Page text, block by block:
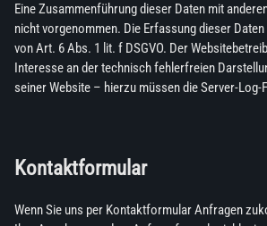
Eine Zusammenführung dieser Daten mit
nicht vorgenommen. Die Erfassung dieser
von Art. 6 Abs. 1 lit. f DSGVO. Der
Interesse an der technisch fehlerfreien
seiner Website – hierzu müssen die Server-
Kontaktformular
Wenn Sie uns per Kontaktformular Anfragen